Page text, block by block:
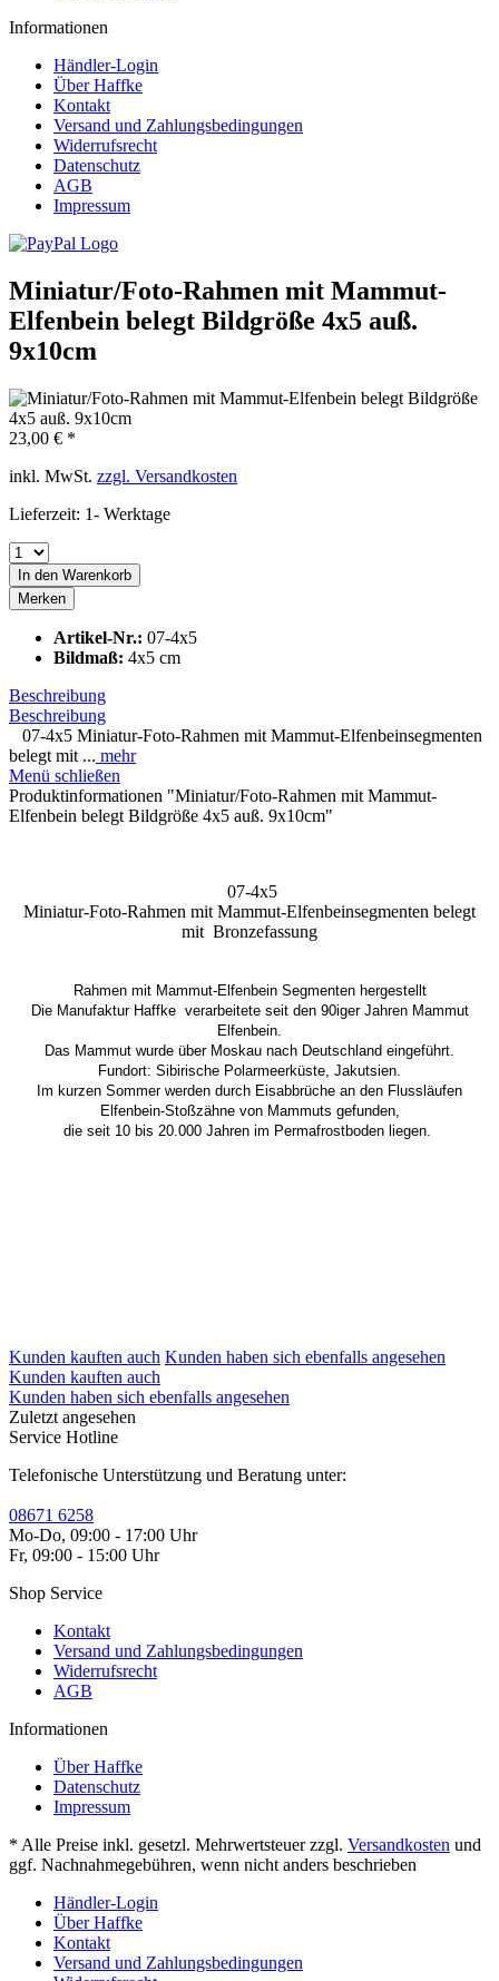
Informationen
Händler-Login
Über Haffke
Kontakt
Versand und Zahlungsbedingungen
Widerrufsrecht
Datenschutz
AGB
Impressum
Miniatur/Foto-Rahmen mit Mammut-
Elfenbein belegt Bildgröße 4x5 auß.
9x10cm
23,00 € *
inkl. MwSt. zzgl. Versandkosten
Lieferzeit: 1- Werktage
In den Warenkorb
Merken
Artikel-Nr.: 07-4x5
Bildmaß: 4x5 cm
Beschreibung
Beschreibung
07-4x5 Miniatur-Foto-Rahmen mit Mammut-Elfenbeinsegmenten
belegt mit ... mehr
Menü schließen
Produktinformationen "Miniatur/Foto-Rahmen mit Mammut-
Elfenbein belegt Bildgröße 4x5 auß. 9x10cm"
07-4x5
Miniatur-Foto-Rahmen mit Mammut-Elfenbeinsegmenten belegt
mit Bronzefassung
Rahmen mit Mammut-Elfenbein Segmenten hergestellt
Die Manufaktur Haffke verarbeitete seit den 90iger Jahren Mammut
Elfenbein.
Das Mammut wurde über Moskau nach Deutschland eingeführt.
Fundort: Sibirische Polarmeerküste, Jakutsien.
Im kurzen Sommer werden durch Eisabbrüche an den Flussläufen
Elfenbein-Stoßzähne von Mammuts gefunden,
die seit 10 bis 20.000 Jahren im Permafrostboden liegen.
Kunden kauften auch Kunden haben sich ebenfalls angesehen
Kunden kauften auch
Kunden haben sich ebenfalls angesehen
Zuletzt angesehen
Service Hotline
Telefonische Unterstützung und Beratung unter:
08671 6258
Mo-Do, 09:00 - 17:00 Uhr
Fr, 09:00 - 15:00 Uhr
Shop Service
Kontakt
Versand und Zahlungsbedingungen
Widerrufsrecht
AGB
Informationen
Über Haffke
Datenschutz
Impressum
* Alle Preise inkl. gesetzl. Mehrwertsteuer zzgl. Versandkosten und
ggf. Nachnahmegebühren, wenn nicht anders beschrieben
Händler-Login
Über Haffke
Kontakt
Versand und Zahlungsbedingungen